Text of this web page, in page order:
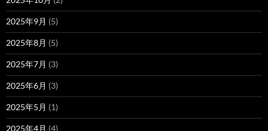
2025年9月 (5)
2025年8月 (5)
2025年7月 (3)
2025年6月 (3)
2025年5月 (1)
2025年4月 (4)